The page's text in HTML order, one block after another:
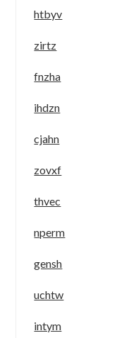
htbyv
zirtz
fnzha
ihdzn
cjahn
zovxf
thvec
nperm
gensh
uchtw
intym